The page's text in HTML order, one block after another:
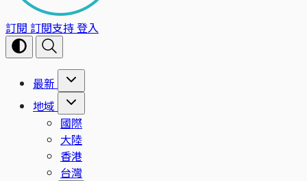
訂閱 訂閱支持登入
最新
地域
國際
大陸
香港
台灣